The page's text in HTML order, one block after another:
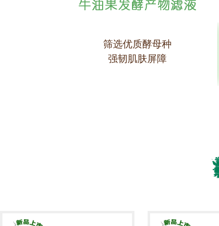
筛选优质酵母种
强韧肌肤屏障